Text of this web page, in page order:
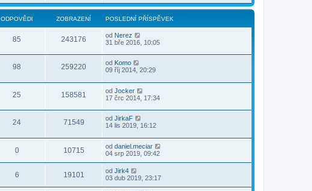
ODPOVĚDI ZOBRAZENÍ POSLEDNÍ PŘÍSPĚVEK
85 243176 od Nerez
31 bře 2016, 10:05
98 259220 od Komo
09 říj 2014, 20:29
25 158581 od Jocker
17 črc 2014, 17:34
24 71549 od JirkaF
14 lis 2019, 16:12
0 10715 od daniel.meciar
04 srp 2019, 09:42
6 19101 od Jirk4
03 dub 2019, 23:17